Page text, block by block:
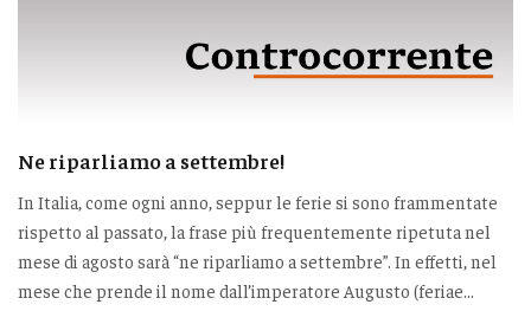
Ne riparliamo a settembre!
In Italia, come ogni anno, seppur le ferie si sono frammentate
rispetto al passato, la frase più frequentemente ripetuta nel
mese di agosto sarà “ne riparliamo a settembre”. In effetti, nel
mese che prende il nome dall’imperatore Augusto (feriae...